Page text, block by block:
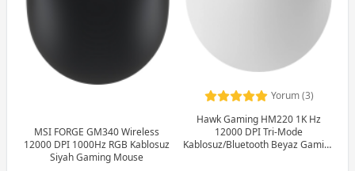
MSI FORGE GM340 Wireless
12000 DPI 1000Hz RGB Kablosuz
Siyah Gaming Mouse
Yorum (3)
Hawk Gaming HM220 1K Hz
12000 DPI Tri-Mode
Kablosuz/Bluetooth Beyaz Gaming